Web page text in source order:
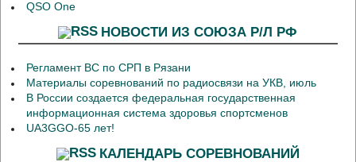
QSO One
НОВОСТИ ИЗ СОЮЗА Р/Л РФ
Регламент ВС по СРП в Рязани
Материалы соревнований по радиосвязи на УКВ, июль
В России создается федеральная государственная
информационная система здоровья спортсменов
UA3GGO-65 лет!
КАЛЕНДАРЬ СОРЕВНОВАНИЙ